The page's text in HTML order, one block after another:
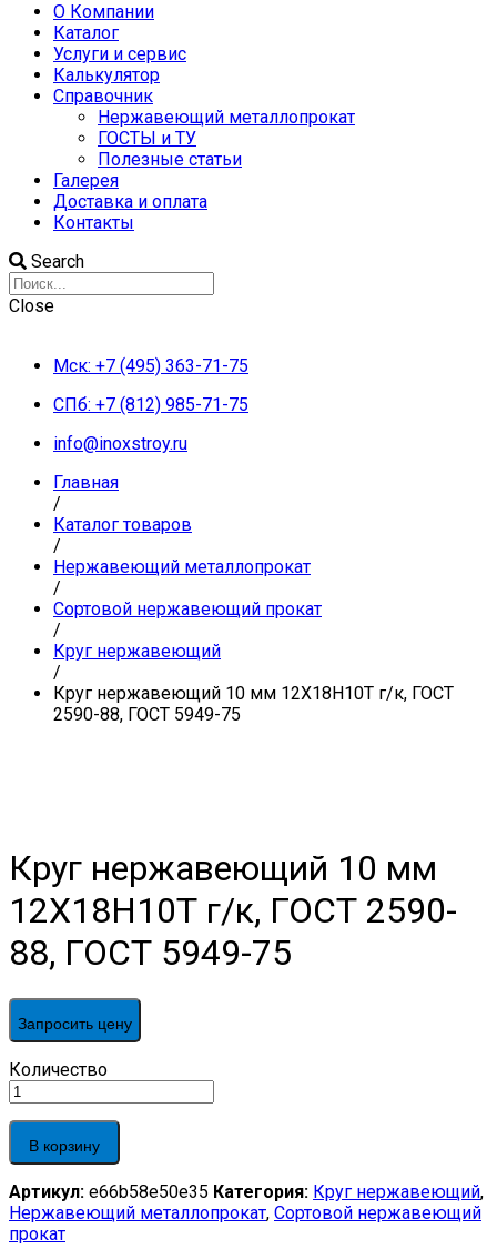
О Компании
Каталог
Услуги и сервис
Калькулятор
Справочник
Нержавеющий металлопрокат
ГОСТЫ и ТУ
Полезные статьи
Галерея
Доставка и оплата
Контакты
Search
Close
Мск: +7 (495) 363-71-75
СПб: +7 (812) 985-71-75
info@inoxstroy.ru
Главная
/
Каталог товаров
/
Нержавеющий металлопрокат
/
Сортовой нержавеющий прокат
/
Круг нержавеющий
/
Круг нержавеющий 10 мм 12Х18Н10Т г/к, ГОСТ
2590-88, ГОСТ 5949-75
Круг нержавеющий 10 мм
12Х18Н10Т г/к, ГОСТ 2590-
88, ГОСТ 5949-75
Запросить цену
Круг
нержавеющий
10
мм
12Х18Н10Т
к,
ГОСТ
2590-
Количество
В корзину
Артикул: e66b58e50e35 Категория: Круг нержавеющий,
Нержавеющий металлопрокат, Сортовой нержавеющий
прокат